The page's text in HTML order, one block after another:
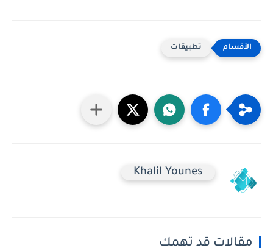
تطبيقات
Khalil Younes
مقالات قد تهمك